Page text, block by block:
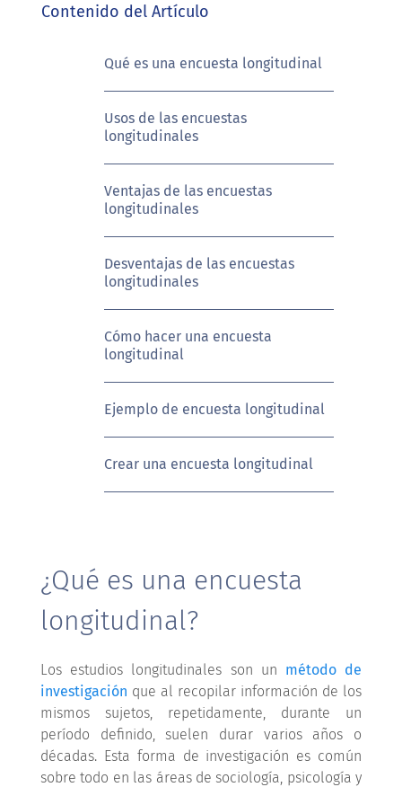
Contenido del Artículo
Qué es una encuesta longitudinal
Usos de las encuestas
longitudinales
Ventajas de las encuestas
longitudinales
Desventajas de las encuestas
longitudinales
Cómo hacer una encuesta
longitudinal
Ejemplo de encuesta longitudinal
Crear una encuesta longitudinal
¿Qué es una encuesta
longitudinal?
Los estudios longitudinales son un método de
investigación que al recopilar información de los
mismos sujetos, repetidamente, durante un
período definido, suelen durar varios años o
décadas. Esta forma de investigación es común
sobre todo en las áreas de sociología, psicología y